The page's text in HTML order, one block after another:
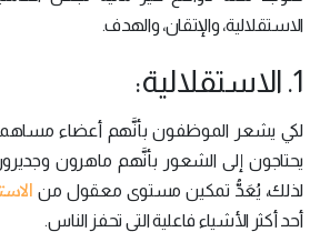
الاستقلالية، والإتقان، والهدف.
1. الاستقلالية:
لكي يشعر الموظفون بأنَّهم أعضاء
يحتاجون إلى الشعور بأنَّهم ماهرون
لذلك، يُعَدُّ تمكين مستوى معقول من
أحد أكثر الأشياء فاعلية التي تحفز الناس.